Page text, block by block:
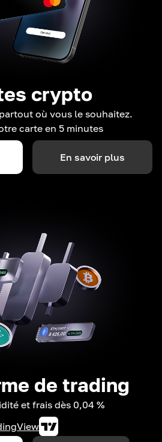
crypto
où vous le souhaitez.
carte en 5 minutes
En savoir plus
de trading
et frais dès 0,04 %